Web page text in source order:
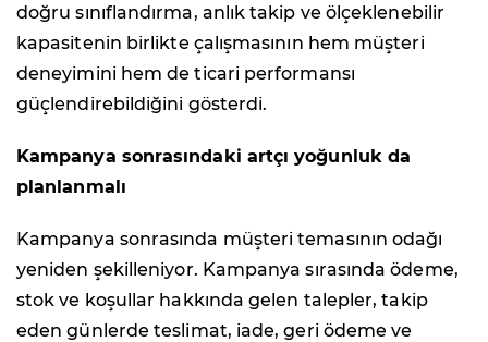
doğru sınıflandırma, anlık takip ve ölçeklenebilir
kapasitenin birlikte çalışmasının hem müşteri
deneyimini hem de ticari performansı
güçlendirebildiğini gösterdi.
Kampanya sonrasındaki artçı yoğunluk da
planlanmalı
Kampanya sonrasında müşteri temasının odağı
yeniden şekilleniyor. Kampanya sırasında ödeme,
stok ve koşullar hakkında gelen talepler, takip
eden günlerde teslimat, iade, geri ödeme ve